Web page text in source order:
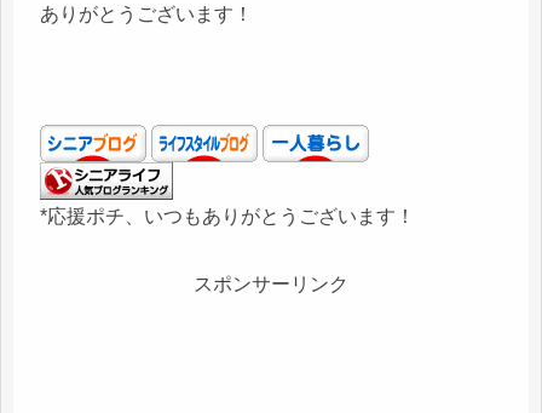
ありがとうございます！
*応援ポチ、いつもありがとうございます！
スポンサーリンク